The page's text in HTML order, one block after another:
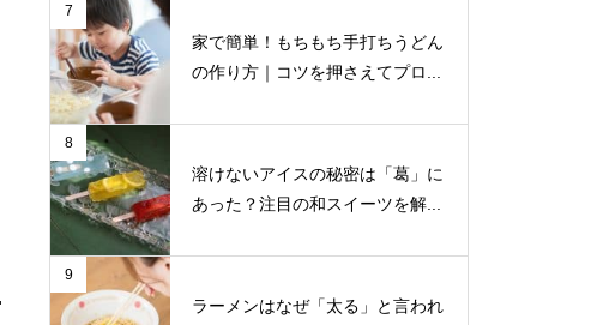
7
家で簡単！もちもち手打ちうどん
の作り方｜コツを押さえてプロ...
8
溶けないアイスの秘密は「葛」に
あった？注目の和スイーツを解...
9
ラーメンはなぜ「太る」と言われ